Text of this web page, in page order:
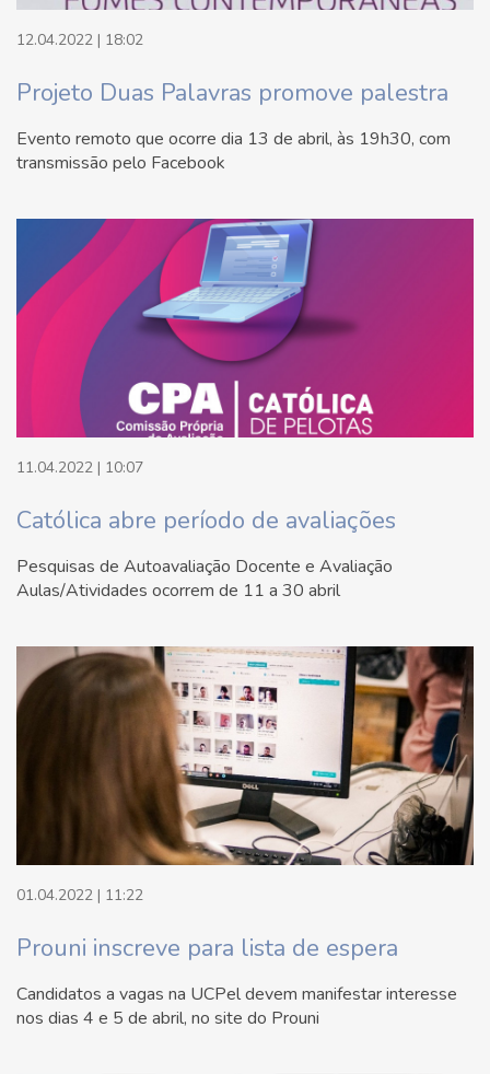
12.04.2022 | 18:02
Projeto Duas Palavras promove palestra
Evento remoto que ocorre dia 13 de abril, às 19h30, com
transmissão pelo Facebook
11.04.2022 | 10:07
Católica abre período de avaliações
Pesquisas de Autoavaliação Docente e Avaliação
Aulas/Atividades ocorrem de 11 a 30 abril
01.04.2022 | 11:22
Prouni inscreve para lista de espera
Candidatos a vagas na UCPel devem manifestar interesse
nos dias 4 e 5 de abril, no site do Prouni